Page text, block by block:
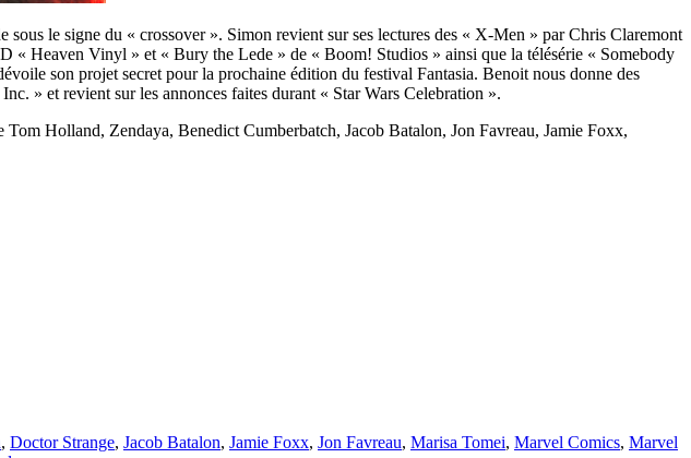
le signe du « crossover ». Simon revient sur ses lectures des « X-Men » par Chris Claremont
Heaven Vinyl » et « Bury the Lede » de « Boom! Studios » ainsi que la télésérie « Somebody
son projet secret pour la prochaine édition du festival Fantasia. Benoit nous donne des
» et revient sur les annonces faites durant « Star Wars Celebration ».
Holland, Zendaya, Benedict Cumberbatch, Jacob Batalon, Jon Favreau, Jamie Foxx,
, Doctor Strange, Jacob Batalon, Jamie Foxx, Jon Favreau, Marisa Tomei, Marvel Comics, Marvel